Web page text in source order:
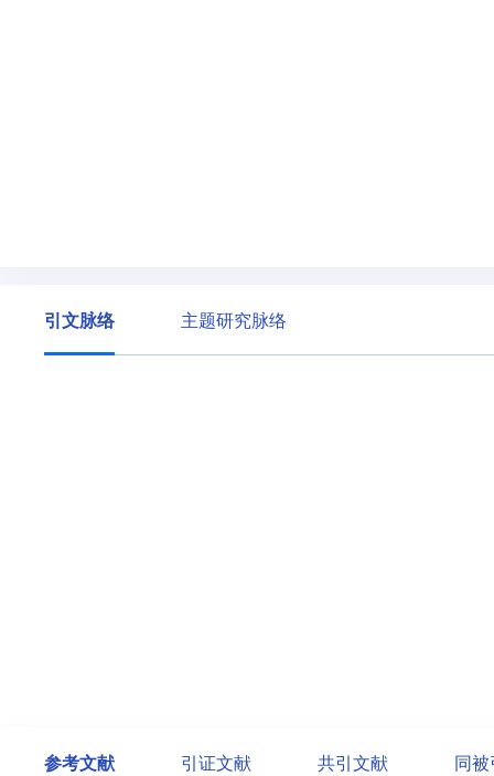
引文脉络 主题研究脉络
参考文献 引证文献 共引文献 同